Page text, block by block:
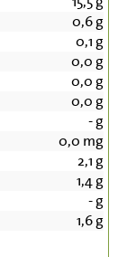
0,6g
0,1 g
0,0 g
0,0 g
0,0 g
-g
0,0 mg
2,1 g
1,4g
-g
1,6g